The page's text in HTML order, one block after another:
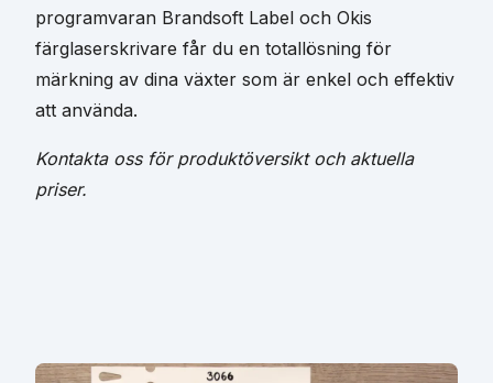
programvaran Brandsoft Label och Okis
färglaserskrivare får du en totallösning för
märkning av dina växter som är enkel och effektiv
att använda.
Kontakta oss för produktöversikt och aktuella
priser.